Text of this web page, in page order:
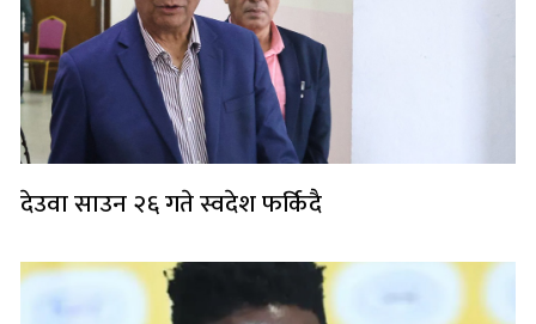
देउवा साउन २६ गते स्वदेश फर्किदै